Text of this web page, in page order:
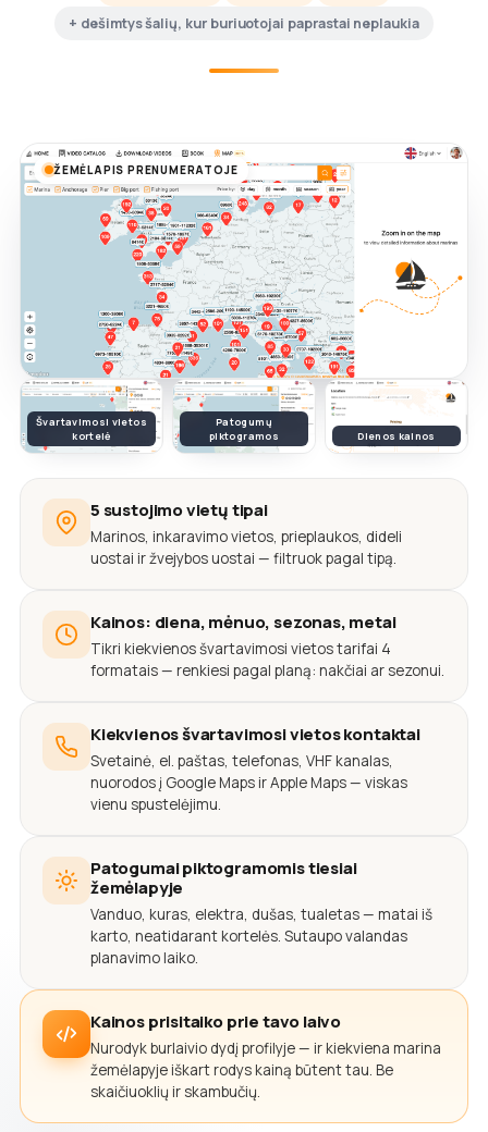
+ dešimtys šalių, kur buriuotojai paprastai neplaukia
ŽEMĖLAPIS PRENUMERATOJE
Švartavimosi vietos
kortelė
Patogumų
piktogramos
Dienos kainos
5 sustojimo vietų tipai
Marinos, inkaravimo vietos, prieplaukos, dideli
uostai ir žvejybos uostai — filtruok pagal tipą.
Kainos: diena, mėnuo, sezonas, metai
Tikri kiekvienos švartavimosi vietos tarifai 4
formatais — renkiesi pagal planą: nakčiai ar sezonui.
Kiekvienos švartavimosi vietos kontaktai
Svetainė, el. paštas, telefonas, VHF kanalas,
nuorodos į Google Maps ir Apple Maps — viskas
vienu spustelėjimu.
Patogumai piktogramomis tiesiai
žemėlapyje
Vanduo, kuras, elektra, dušas, tualetas — matai iš
karto, neatidarant kortelės. Sutaupo valandas
planavimo laiko.
Kainos prisitaiko prie tavo laivo
Nurodyk burlaivio dydį profilyje — ir kiekviena marina
žemėlapyje iškart rodys kainą būtent tau. Be
skaičiuoklių ir skambučių.